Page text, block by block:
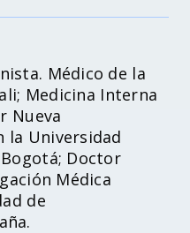
Médico de la
Medicina Interna
Nueva
la Universidad
Doctor
Médica
de